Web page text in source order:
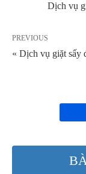
Dịch vụ
PREVIOUS
« Dịch vụ giặt sấy